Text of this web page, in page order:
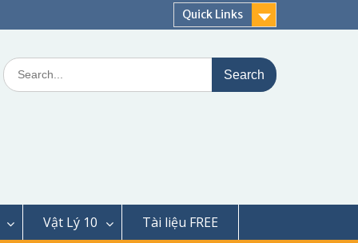
Quick Links
Search
for:
Vật Lý 10 Tài liệu FREE